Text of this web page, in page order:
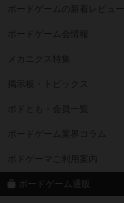
ボードゲームの新着レビュー
ボードゲーム会情報
メカニクス特集
掲示板・トピックス
ボドとも・会員一覧
ボードゲーム業界コラム
ボドゲーマご利用案内
ボードゲーム通販